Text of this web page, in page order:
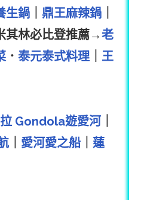
生鍋 鼎王麻辣鍋
其林必比登推薦→老
． 泰元泰式料理｜ 王
Gondola遊愛河
愛河愛之船
蓮